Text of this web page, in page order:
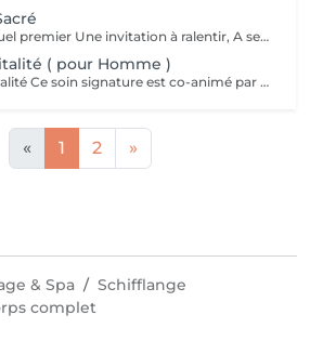
Soin signature - Rituel premier Une invitation à ralentir, A se reconnecter à son corps, A sa féminité, Et à sa profondeur intérieure. Le Rituel Féminin Sacré est un massage émotionnel réconfortant et enveloppant, aux manuvres lentes et ondulantes, conçu comme un véritable voyage intérieur. Ce soin signature est co-animé par deux expertes: ' Une praticienne en massage bien-être ' Une sophrologue certifiée Pour une approche globale du corps, des émotions et de la conscience. Une huile neutre naturelle accompagne le rituel pour sublimer la peau et soutenir la dimension symbolique du soin . Le rituel se clôture par un accueil des ressentis et échange. Pour toute information complémentaire ou réservation ce soin , je vous invite à me contacter.
( pour Homme )
Le rituel Force & Vitalité Ce soin signature est co-animé par deux expertes: ' Une praticienne en massage bien-être ' Une sophrologue certifiée Pour une approche globale du corps, des émotions et de la conscience. C'est un soin global qui agit à la fois sur le corps et l'esprit. Il associe des techniques de massage profondes pour libérer les tensions et relancer l'énergie, à des exercices de respiration et de relaxation guidée pour apaiser le mental et renforcer l'ancrage. Cette synergie unique permet de retrouver force, équilibre intérieur et clarté, tout en offrant une sensation durable de bien-être et de vitalité. Pour toute information complémentaire ou réservation ce soin , je vous invite à me contacter.
« 1 2 »
& Spa
Schifflange
complet